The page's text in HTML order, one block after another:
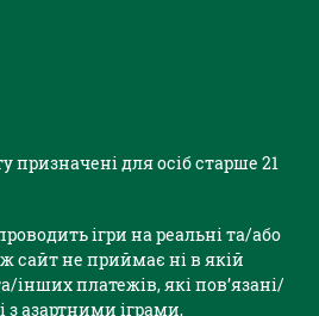
призначені для осіб старше 21
ігри на реальні та/або
сайт не приймає ні в якій
інших платежів, які пов’язані/
з азартними іграми,